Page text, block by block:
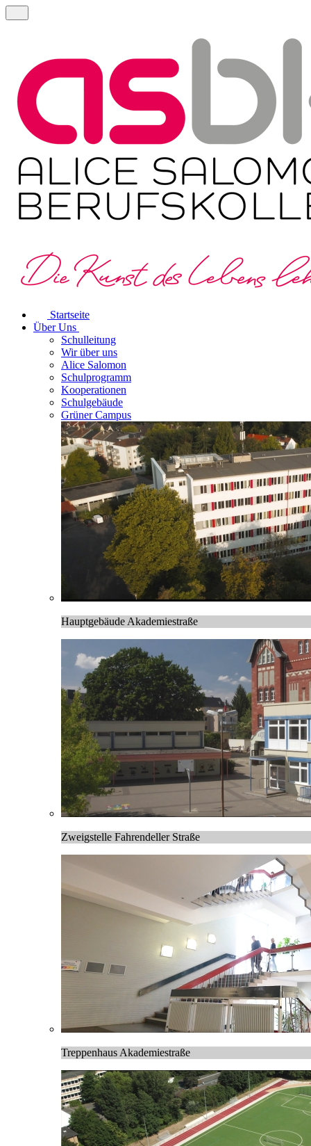
Startseite
Über Uns
Schulleitung
Wir über uns
Alice Salomon
Schulprogramm
Kooperationen
Schulgebäude
Grüner Campus
Hauptgebäude Akademiestraße
Zweigstelle Fahrendeller Straße
Treppenhaus Akademiestraße